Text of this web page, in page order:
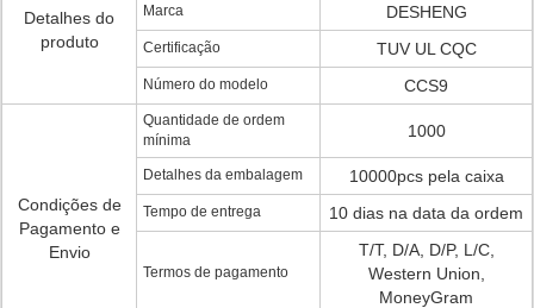
Detalhes do
produto
Marca DESHENG
Certificação TUV UL CQC
Número do modelo CCS9
Condições de
Pagamento e
Envio
Quantidade de ordem
mínima
1000
Detalhes da embalagem 10000pcs pela caixa
Tempo de entrega 10 dias na data da ordem
Termos de pagamento
T/T, D/A, D/P, L/C,
Western Union,
MoneyGram